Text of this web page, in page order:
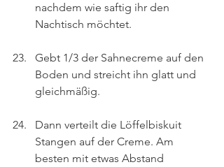
nachdem wie saftig ihr den
Nachtisch möchtet.
Gebt 1/3 der Sahnecreme auf den
Boden und streicht ihn glatt und
gleichmäßig.
Dann verteilt die Löffelbiskuit
Stangen auf der Creme. Am
besten mit etwas Abstand